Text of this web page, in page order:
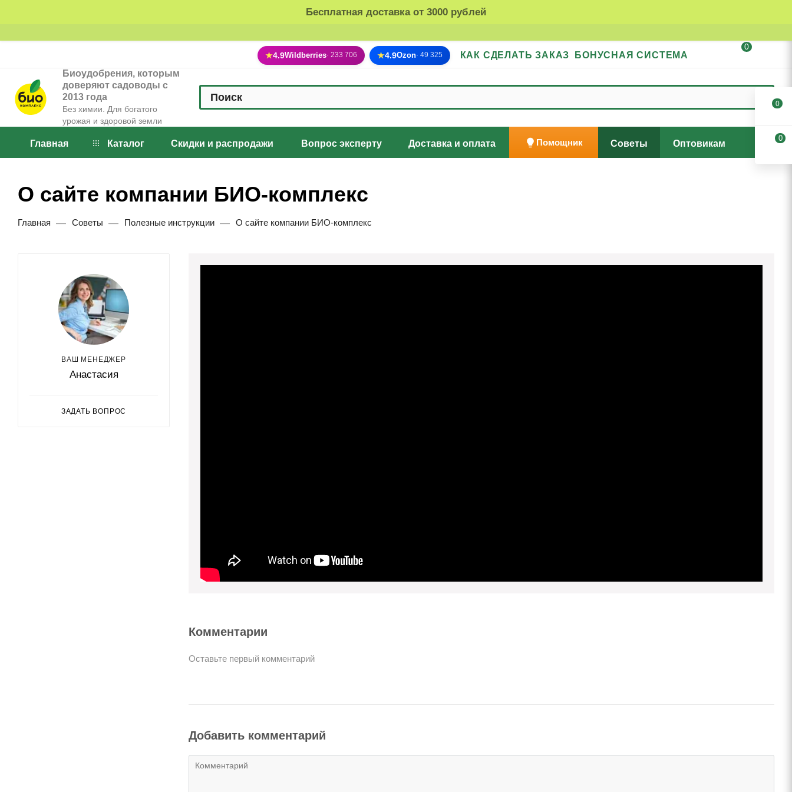
Бесплатная доставка от 3000 рублей
★4.9Wildberries· 233 706 ★4.9Ozon· 49 325 КАК СДЕЛАТЬ ЗАКАЗ БОНУСНАЯ СИСТЕМА
0
Биоудобрения, которым
доверяют садоводы с
2013 года
Без химии. Для богатого
урожая и здоровой земли
Главная Каталог Скидки и распродажи Вопрос эксперту Доставка и оплата Помощник Советы Оптовикам
О сайте компании БИО-комплекс
Главная — Советы — Полезные инструкции — О сайте компании БИО-комплекс
Комментарии
Оставьте первый комментарий
Добавить комментарий
ВАШ МЕНЕДЖЕР
Анастасия
ЗАДАТЬ ВОПРОС
0
0